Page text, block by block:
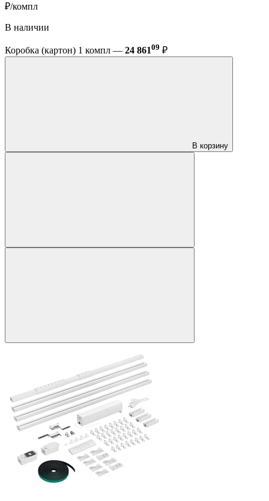
₽/компл
В наличии
Коробка (картон) 1 компл — 24 86109 ₽
В корзину